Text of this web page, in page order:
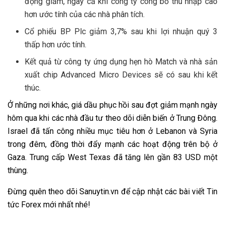
hơn ước tính của các nhà phân tích.
Cổ phiếu BP Plc giảm 3,7% sau khi lợi nhuận quý 3
thấp hơn ước tính.
Kết quả từ công ty ứng dụng hẹn hò Match và nhà sản
xuất chip Advanced Micro Devices sẽ có sau khi kết
thúc.
Ở những nơi khác, giá dầu phục hồi sau đợt giảm mạnh ngày
hôm qua khi các nhà đầu tư theo dõi diễn biến ở Trung Đông.
Israel đã tấn công nhiều mục tiêu hơn ở Lebanon và Syria
trong đêm, đồng thời đẩy mạnh các hoạt động trên bộ ở
Gaza. Trung cấp West Texas đã tăng lên gần 83 USD một
thùng.
Đừng quên theo dõiSanuytin.vn để cập nhật các bài viếtTin
tức Forex mới nhất nhé!